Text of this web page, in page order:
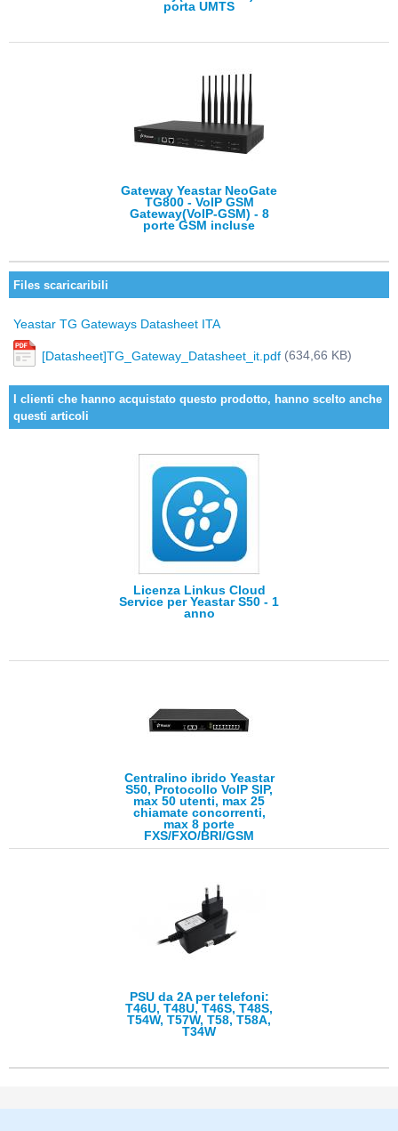
porta UMTS
Gateway Yeastar NeoGate
TG800 - VoIP GSM
Gateway(VoIP-GSM) - 8
porte GSM incluse
Files scaricaribili
Yeastar TG Gateways Datasheet ITA
[Datasheet]TG_Gateway_Datasheet_it.pdf (634,66 KB)
I clienti che hanno acquistato questo prodotto, hanno scelto anche
questi articoli
Licenza Linkus Cloud
Service per Yeastar S50 - 1
anno
Centralino ibrido Yeastar
S50, Protocollo VoIP SIP,
max 50 utenti, max 25
chiamate concorrenti,
max 8 porte
FXS/FXO/BRI/GSM
PSU da 2A per telefoni:
T46U, T48U, T46S, T48S,
T54W, T57W, T58, T58A,
T34W